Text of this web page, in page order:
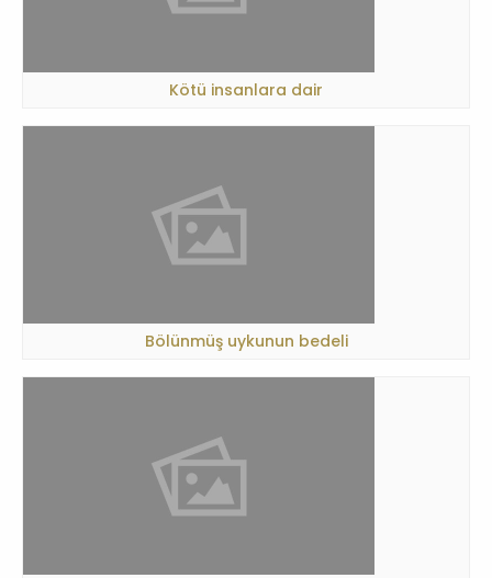
Kötü insanlara dair
Bölünmüş uykunun bedeli